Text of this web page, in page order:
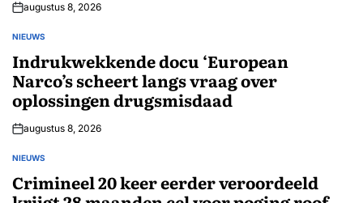
augustus 8, 2026
GEPLAATST
NIEUWS
Indrukwekkende docu ‘European
Narco’s scheert langs vraag over
oplossingen drugsmisdaad
augustus 8, 2026
GEPLAATST
NIEUWS
Crimineel 20 keer eerder veroordeeld